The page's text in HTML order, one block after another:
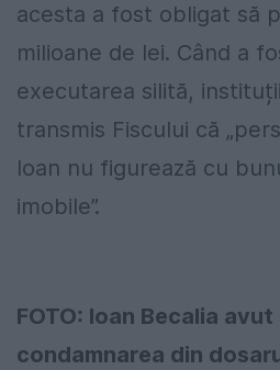
acesta a fost obligat să
milioane de lei. Când a
executarea silită,
transmis Fiscului că
Ioan nu figurează cu
imobile”.
FOTO: Ioan Becalia
condamnarea din